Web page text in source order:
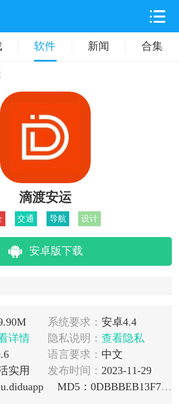
软件 新闻 合集
主题壁纸 旅游出行
拍摄美化 时尚购物
滴渡安运
交通 导航 设计
安卓版下载
系统要求： 安卓4.4
详情 隐私说明： 查看隐私
语言要求： 中文
实用 发布时间： 2023-11-29
MD5：0DBBBEB13F782359AD228E0D45431B37